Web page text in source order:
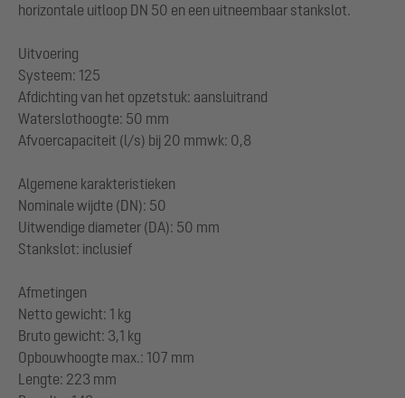
horizontale uitloop DN 50 en een uitneembaar stankslot.
Uitvoering
Systeem: 125
Afdichting van het opzetstuk: aansluitrand
Waterslothoogte: 50 mm
Afvoercapaciteit (l/s) bij 20 mmwk: 0,8
Algemene karakteristieken
Nominale wijdte (DN): 50
Uitwendige diameter (DA): 50 mm
Stankslot: inclusief
Afmetingen
Netto gewicht: 1 kg
Bruto gewicht: 3,1 kg
Opbouwhoogte max.: 107 mm
Lengte: 223 mm